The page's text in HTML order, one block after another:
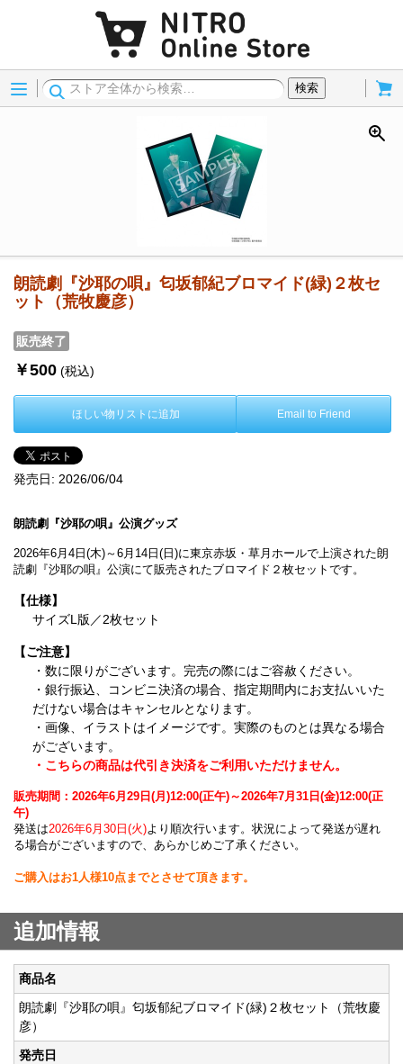
Menu
検索
朗読劇『沙耶の唄』匂坂郁紀ブロマイド(緑)２枚セ
ット（荒牧慶彦）
販売終了
￥500 (税込)
ほしい物リストに追加 Email to Friend
発売日: 2026/06/04
朗読劇『沙耶の唄』公演グッズ
2026年6月4日(木)～6月14日(日)に東京赤坂・草月ホールで上演された朗
読劇『沙耶の唄』公演にて販売されたブロマイド２枚セットです。
【仕様】
サイズL版／2枚セット
【ご注意】
・数に限りがございます。完売の際にはご容赦ください。
・銀行振込、コンビニ決済の場合、指定期間内にお支払いいた
だけない場合はキャンセルとなります。
・画像、イラストはイメージです。実際のものとは異なる場合
がございます。
・こちらの商品は代引き決済をご利用いただけません。
販売期間：2026年6月29日(月)12:00(正午)～2026年7月31日(金)12:00(正
午)
発送は2026年6月30日(火)より順次行います。状況によって発送が遅れ
る場合がございますので、あらかじめご了承ください。
ご購入はお1人様10点までとさせて頂きます。
追加情報
商品名
朗読劇『沙耶の唄』匂坂郁紀ブロマイド(緑)２枚セット（荒牧慶
彦）
発売日